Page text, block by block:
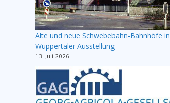
Alte und neue Schwebebahn-Bahnhöfe in
Wuppertaler Ausstellung
13. Juli 2026